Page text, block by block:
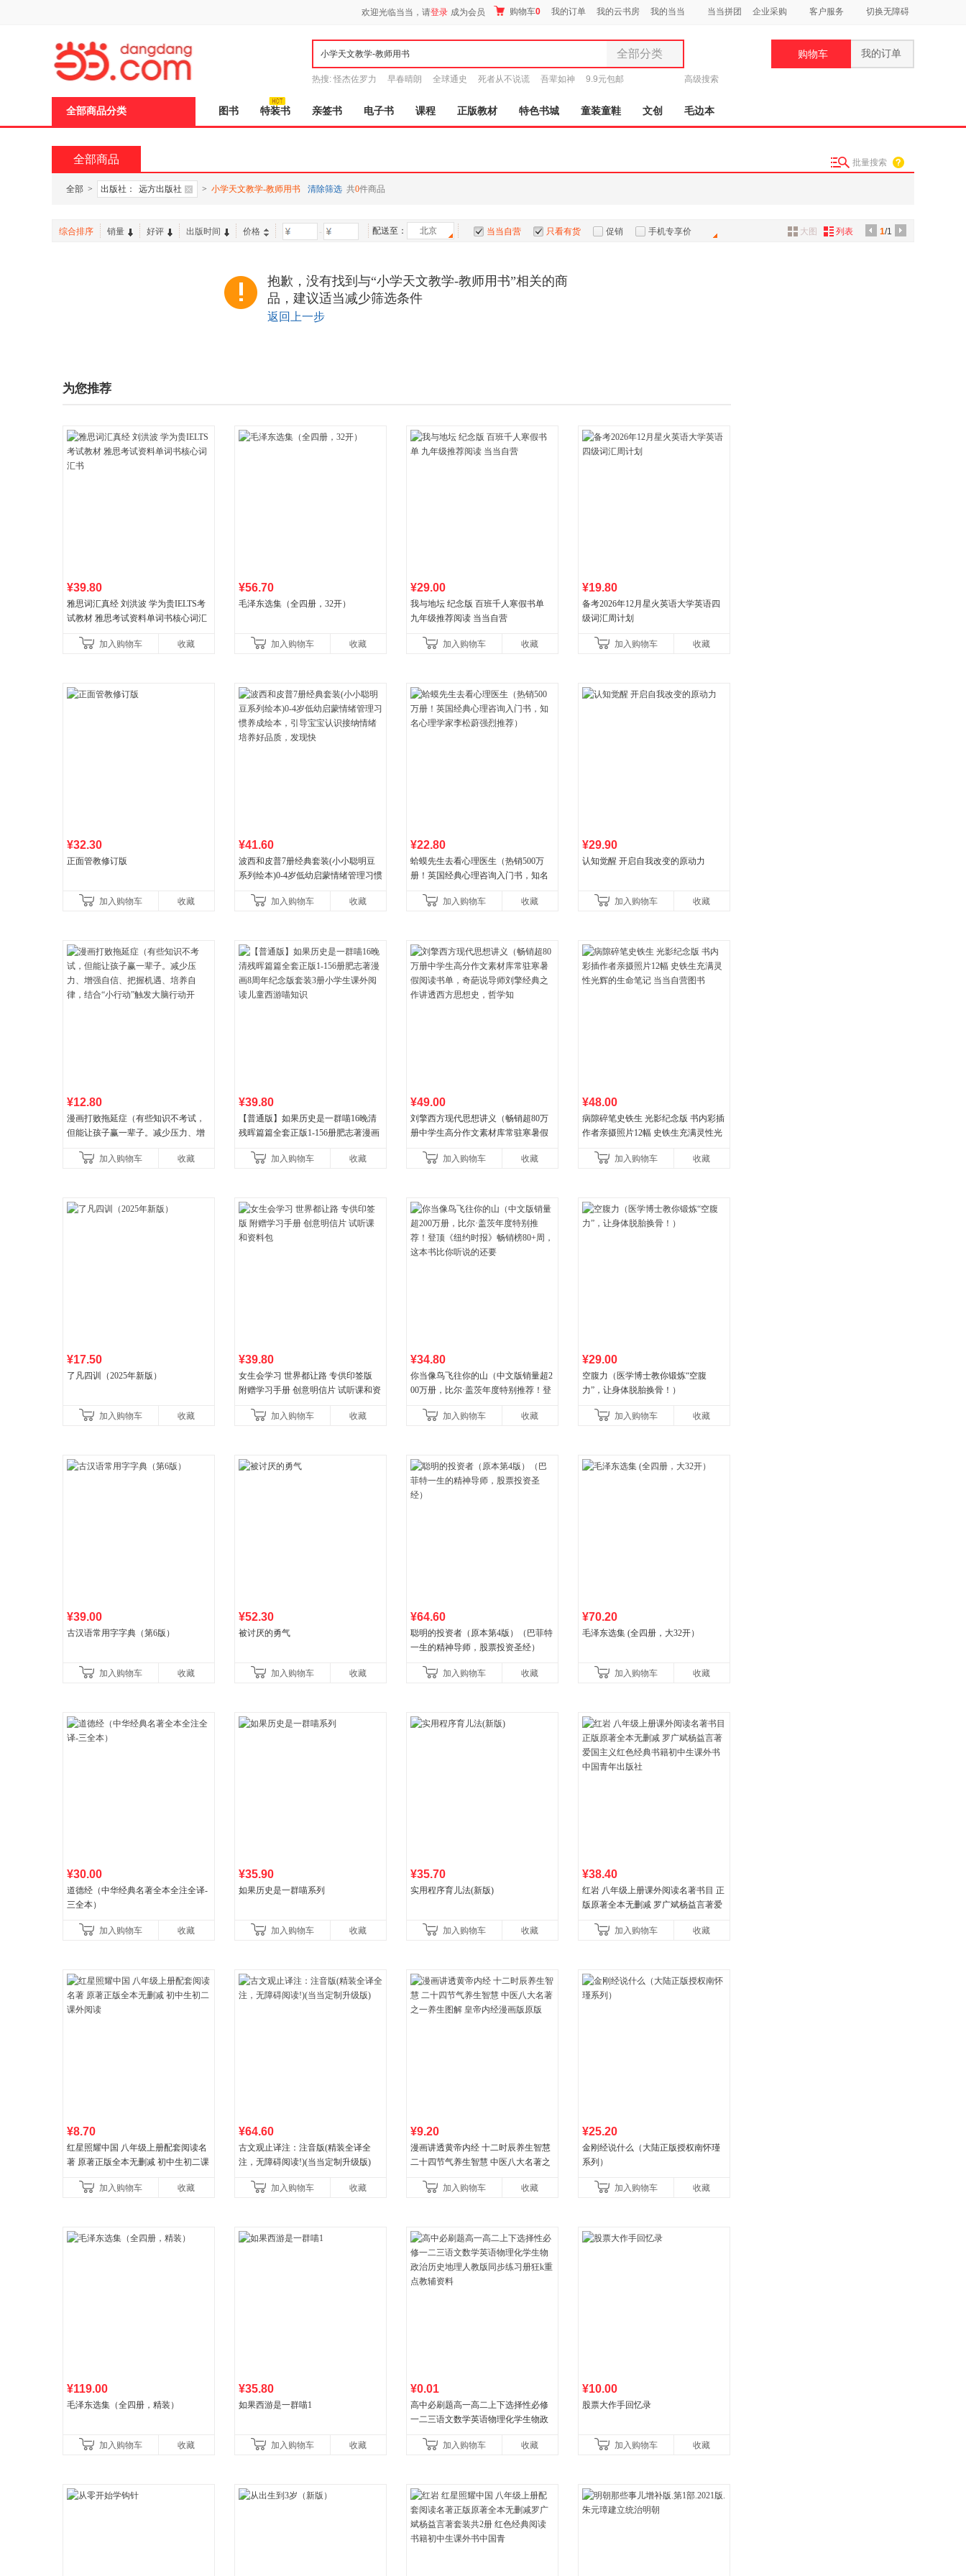
欢迎光临当当，请登录 成为会员 购物车0 我的订单 我的云书房 我的当当 当当拼团 企业采购 客户服务 切换无障碍
全部分类
全部分类
图书
电子书
孕婴服饰
数码影音
电脑办公
热搜: 怪杰佐罗力 早春晴朗 全球通史 死者从不说谎 吾辈如神 9.9元包邮 高级搜索
购物车 我的订单
全部商品分类 图书 特装书 亲签书 电子书 课程 正版教材 特色书城 童装童鞋 文创 毛边本
全部商品 批量搜索
全部 > 出版社： 远方出版社 > 小学天文教学-教师用书 清除筛选 共0件商品
综合排序 销量 好评 出版时间 价格 - 配送至： 北京 当当自营 只看有货 促销 手机专享价 1/1
大图 列表
抱歉，没有找到与“小学天文教学-教师用书”相关的商
品，建议适当减少筛选条件
返回上一步
为您推荐
¥39.80
雅思词汇真经 刘洪波 学为贵IELTS考
试教材 雅思考试资料单词书核心词汇
加入购物车
收藏
¥56.70
毛泽东选集（全四册，32开）
加入购物车 收藏
¥29.00
我与地坛 纪念版 百班千人寒假书单
九年级推荐阅读 当当自营
加入购物车 收藏
¥19.80
备考2026年12月星火英语大学英语四
级词汇周计划
加入购物车 收藏
¥32.30
正面管教修订版
加入购物车 收藏
¥41.60
波西和皮普7册经典套装(小小聪明豆
系列绘本)0-4岁低幼启蒙情绪管理习惯
养好品质，发现快
加入购物车 收藏
¥22.80
蛤蟆先生去看心理医生（热销500万
册！英国经典心理咨询入门书，知名
加入购物车
收藏
¥29.90
认知觉醒 开启自我改变的原动力
加入购物车 收藏
¥12.80
漫画打败拖延症（有些知识不考试，
但能让孩子赢一辈子。减少压力、增
合“小行动”触发大脑行动开
加入购物车 收藏
¥39.80
【普通版】如果历史是一群喵16晚清
残晖篇篇全套正版1-156册肥志著漫画
儿童西游喵知识
加入购物车 收藏
¥49.00
刘擎西方现代思想讲义（畅销超80万
册中学生高分作文素材库常驻寒暑假
讲透西方思想史，哲学知
加入购物车 收藏
¥48.00
病隙碎笔史铁生 光影纪念版 书内彩插
作者亲摄照片12幅 史铁生充满灵性光
加入购物车
收藏
¥17.50
了凡四训（2025年新版）
加入购物车 收藏
¥39.80
女生会学习 世界都让路 专供印签版
附赠学习手册 创意明信片 试听课和资
加入购物车
收藏
¥34.80
你当像鸟飞往你的山（中文版销量超2
00万册，比尔·盖茨年度特别推荐！登
比你听说的还要
加入购物车 收藏
¥29.00
空腹力（医学博士教你锻炼“空腹
力”，让身体脱胎换骨！）
加入购物车 收藏
¥39.00
古汉语常用字字典（第6版）
加入购物车 收藏
¥52.30
被讨厌的勇气
加入购物车 收藏
¥64.60
聪明的投资者（原本第4版）（巴菲特
一生的精神导师，股票投资圣经）
加入购物车 收藏
¥70.20
毛泽东选集 (全四册，大32开）
加入购物车 收藏
¥30.00
道德经（中华经典名著全本全注全译-
三全本）
加入购物车 收藏
¥35.90
如果历史是一群喵系列
加入购物车 收藏
¥35.70
实用程序育儿法(新版)
加入购物车 收藏
¥38.40
红岩 八年级上册课外阅读名著书目 正
版原著全本无删减 罗广斌杨益言著爱
国青年出版社加入购物车 收藏
¥8.70
红星照耀中国 八年级上册配套阅读名
著 原著正版全本无删减 初中生初二课
加入购物车
收藏
¥64.60
古文观止译注：注音版(精装全译全
注，无障碍阅读!)(当当定制升级版)
加入购物车 收藏
¥9.20
漫画讲透黄帝内经 十二时辰养生智慧
二十四节气养生智慧 中医八大名著之
加入购物车
收藏
¥25.20
金刚经说什么（大陆正版授权南怀瑾
系列）
加入购物车 收藏
¥119.00
毛泽东选集（全四册，精装）
加入购物车 收藏
¥35.80
如果西游是一群喵1
加入购物车 收藏
¥0.01
高中必刷题高一高二上下选择性必修
一二三语文数学英语物理化学生物政
教辅资料加入购物车 收藏
¥10.00
股票大作手回忆录
加入购物车 收藏
页